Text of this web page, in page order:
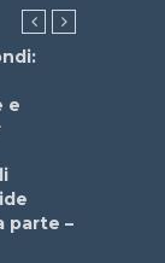
e
parte –